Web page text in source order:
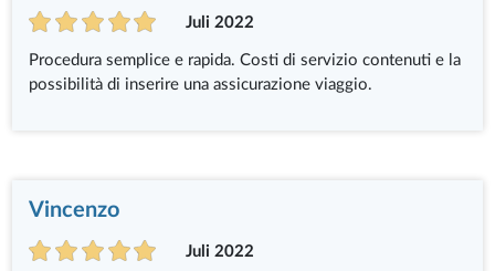
Juli 2022
Procedura semplice e rapida. Costi di servizio contenuti e la
possibilità di inserire una assicurazione viaggio.
Vincenzo
Juli 2022